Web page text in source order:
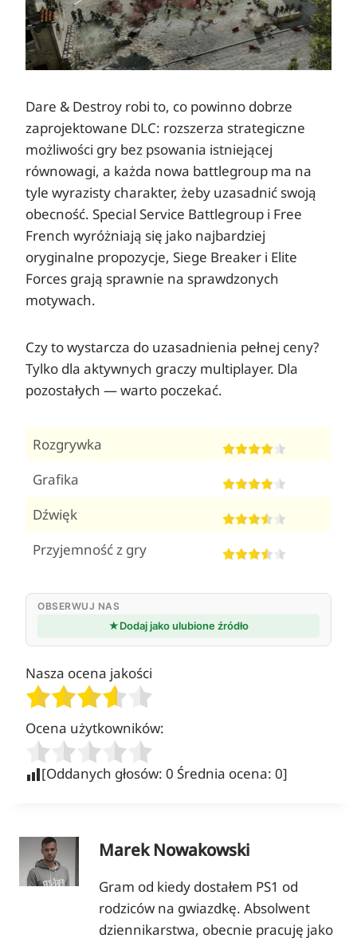
Dare & Destroy robi to, co powinno dobrze
zaprojektowane DLC: rozszerza strategiczne
możliwości gry bez psowania istniejącej
równowagi, a każda nowa battlegroup ma na
tyle wyrazisty charakter, żeby uzasadnić swoją
obecność. Special Service Battlegroup i Free
French wyróżniają się jako najbardziej
oryginalne propozycje, Siege Breaker i Elite
Forces grają sprawnie na sprawdzonych
motywach.
Czy to wystarcza do uzasadnienia pełnej ceny?
Tylko dla aktywnych graczy multiplayer. Dla
pozostałych — warto poczekać.
Rozgrywka
Grafika
Dźwięk
Przyjemność z gry
OBSERWUJ NAS
★Dodaj jako ulubione źródło
Nasza ocena jakości
Ocena użytkowników:
[Oddanych głosów: 0 Średnia ocena: 0]
Marek Nowakowski
Gram od kiedy dostałem PS1 od
rodziców na gwiazdkę. Absolwent
dziennikarstwa, obecnie pracuję jako